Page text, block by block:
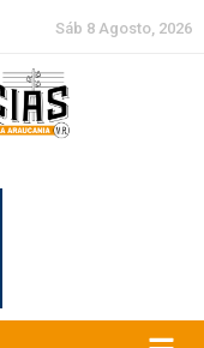
Sáb 8 Agosto, 2026